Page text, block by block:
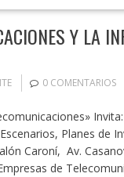
Y LA
0 COMENTARIOS
Planes de
Caroní, Av.
de